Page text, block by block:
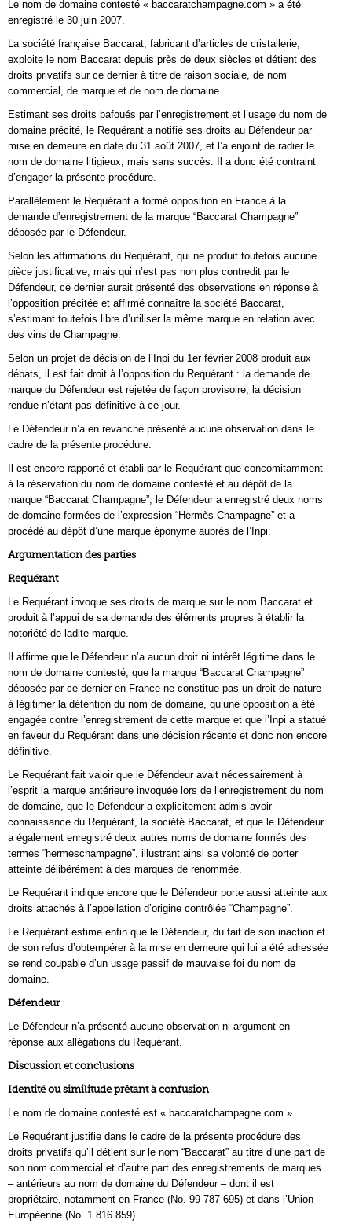
Le nom de domaine contesté « baccaratchampagne.com » a été
enregistré le 30 juin 2007.
La société française Baccarat, fabricant d’articles de cristallerie,
exploite le nom Baccarat depuis près de deux siècles et détient des
droits privatifs sur ce dernier à titre de raison sociale, de nom
commercial, de marque et de nom de domaine.
Estimant ses droits bafoués par l’enregistrement et l’usage du nom de
domaine précité, le Requérant a notifié ses droits au Défendeur par
mise en demeure en date du 31 août 2007, et l’a enjoint de radier le
nom de domaine litigieux, mais sans succès. Il a donc été contraint
d’engager la présente procédure.
Parallèlement le Requérant a formé opposition en France à la
demande d’enregistrement de la marque “Baccarat Champagne”
déposée par le Défendeur.
Selon les affirmations du Requérant, qui ne produit toutefois aucune
pièce justificative, mais qui n’est pas non plus contredit par le
Défendeur, ce dernier aurait présenté des observations en réponse à
l’opposition précitée et affirmé connaître la société Baccarat,
s’estimant toutefois libre d’utiliser la même marque en relation avec
des vins de Champagne.
Selon un projet de décision de l’Inpi du 1er février 2008 produit aux
débats, il est fait droit à l’opposition du Requérant : la demande de
marque du Défendeur est rejetée de façon provisoire, la décision
rendue n’étant pas définitive à ce jour.
Le Défendeur n’a en revanche présenté aucune observation dans le
cadre de la présente procédure.
Il est encore rapporté et établi par le Requérant que concomitamment
à la réservation du nom de domaine contesté et au dépôt de la
marque “Baccarat Champagne”, le Défendeur a enregistré deux noms
de domaine formées de l’expression “Hermès Champagne” et a
procédé au dépôt d’une marque éponyme auprès de l’Inpi.
Argumentation des parties
Requérant
Le Requérant invoque ses droits de marque sur le nom Baccarat et
produit à l’appui de sa demande des éléments propres à établir la
notoriété de ladite marque.
Il affirme que le Défendeur n’a aucun droit ni intérêt légitime dans le
nom de domaine contesté, que la marque “Baccarat Champagne”
déposée par ce dernier en France ne constitue pas un droit de nature
à légitimer la détention du nom de domaine, qu’une opposition a été
engagée contre l’enregistrement de cette marque et que l’Inpi a statué
en faveur du Requérant dans une décision récente et donc non encore
définitive.
Le Requérant fait valoir que le Défendeur avait nécessairement à
l’esprit la marque antérieure invoquée lors de l’enregistrement du nom
de domaine, que le Défendeur a explicitement admis avoir
connaissance du Requérant, la société Baccarat, et que le Défendeur
a également enregistré deux autres noms de domaine formés des
termes “hermeschampagne”, illustrant ainsi sa volonté de porter
atteinte délibérément à des marques de renommée.
Le Requérant indique encore que le Défendeur porte aussi atteinte aux
droits attachés à l’appellation d’origine contrôlée “Champagne”.
Le Requérant estime enfin que le Défendeur, du fait de son inaction et
de son refus d’obtempérer à la mise en demeure qui lui a été adressée
se rend coupable d’un usage passif de mauvaise foi du nom de
domaine.
Défendeur
Le Défendeur n’a présenté aucune observation ni argument en
réponse aux allégations du Requérant.
Discussion et conclusions
Identité ou similitude prêtant à confusion
Le nom de domaine contesté est « baccaratchampagne.com ».
Le Requérant justifie dans le cadre de la présente procédure des
droits privatifs qu’il détient sur le nom “Baccarat” au titre d’une part de
son nom commercial et d’autre part des enregistrements de marques
– antérieurs au nom de domaine du Défendeur – dont il est
propriétaire, notamment en France (No. 99 787 695) et dans l’Union
Européenne (No. 1 816 859).